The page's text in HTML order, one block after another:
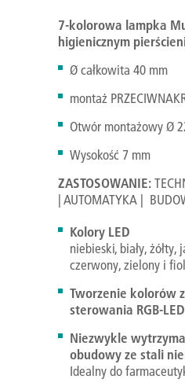
7-kolorowa lampka
higienicznym
Ø całkowita 40 mm
montaż
Otwór montażowy Ø
Wysokość 7 mm
ZASTOSOWANIE:
| AUTOMATYKA |
Kolory LED
niebieski, biały, żółty,
czerwony, zielony i
Tworzenie kolorów
sterowania RGB-LED
Niezwykle
obudowy ze stali
Idealny do